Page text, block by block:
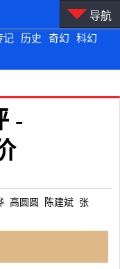
记 历史 奇幻
科幻
导航
-
高圆圆 陈建斌 张